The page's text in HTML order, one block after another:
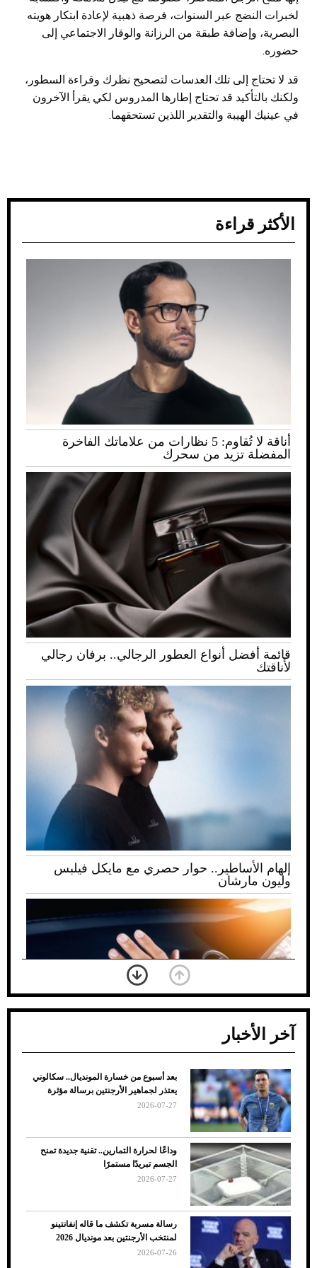
لخبرات النضج عبر السنوات، فرصة ذهبية لإعادة ابتكار هويته
البصرية، وإضافة طبقة من الرزانة والوقار الاجتماعي إلى
حضوره.
قد لا تحتاج إلى تلك العدسات لتصحيح نظرك وقراءة السطور،
ولكنك بالتأكيد قد تحتاج إطارها المدروس لكي يقرأ الآخرون
في عينيك الهيبة والتقدير اللذين تستحقهما.
الأكثر قراءة
أناقة لا تُقاوم: 5 نظارات من علاماتك الفاخرة
المفضلة تزيد من سحرك
قائمة أفضل أنواع العطور الرجالي.. برفان رجالي
لأناقتك
إلهام الأساطير.. حوار حصري مع مايكل فيلبس
وليون مارشان
ضعف تبريد مكيف السيارة عند الوقوف.. أشهر
الأسباب والحلول
آخر الأخبار
بعد أسبوع من خسارة المونديال.. سكالوني
يعتذر لجماهير الأرجنتين برسالة مؤثرة
2026-07-27
وداعًا لحرارة التمارين.. تقنية جديدة تمنح
الجسم تبريدًا مستمرًا
2026-07-27
رسالة مسربة تكشف ما قاله إنفانتينو
لمنتخب الأرجنتين بعد مونديال 2026
2026-07-26